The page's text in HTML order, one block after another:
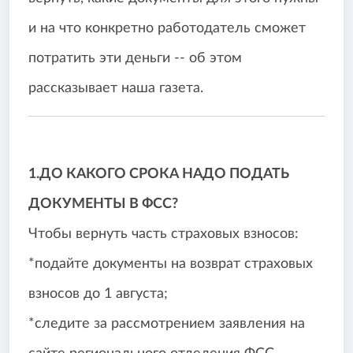
и на что конкретно работодатель сможет
потратить эти деньги -- об этом
рассказывает наша газета.
1.ДО КАКОГО СРОКА НАДО ПОДАТЬ
ДОКУМЕНТЫ В ФСС?
Чтобы вернуть часть страховых взносов:
*подайте документы на возврат страховых
взносов до 1 августа;
*следите за рассмотрением заявления на